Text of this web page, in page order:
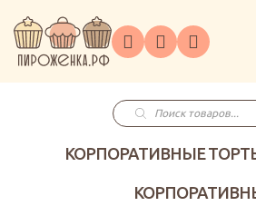
ГлавнаяКаталог
на
заказ
Праздники
клиентам
Поиск
товаров
КОРПОРАТИВНЫЕ